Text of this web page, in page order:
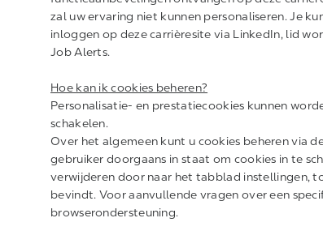
zal uw ervaring niet kunnen personaliseren. Je
inloggen op deze carrièresite via LinkedIn, lid
Job Alerts.
Hoe kan ik cookies beheren?
Personalisatie- en prestatiecookies kunnen
schakelen.
Over het algemeen kunt u cookies beheren via
gebruiker doorgaans in staat om cookies in te
verwijderen door naar het tabblad instellingen,
bevindt. Voor aanvullende vragen over een
browserondersteuning.